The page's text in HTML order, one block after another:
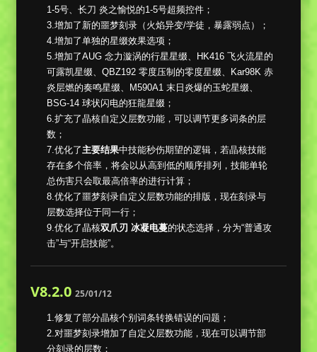
1-5号、长刀 炎之愉悦的1-5号超频控件；
3.增加了新的噩梦刻录（火焰异变/学徒，暴露弱点）；
4.增加了单独的星缀效果选项；
5.增加了AUG 念力漩涡的行星星缀、HK416 飞火流星的
可露凯星缀、QBZ192 零度压制的零度星缀、Kar98K 赤
炎层燃的奏鸣星缀、M590A1 末日炎爆的玉蛇星缀、
BSG-14 球状闪电的狂龍星缀；
6.扩充了晶核自定义层数功能，可以调节更多词条的层
数；
7.优化了主要结果中技能秒伤期望的逻辑，若晶核技能
存在多个倍率，将会以从高到低的顺序排列，技能单轮
总伤害只会取最高倍率的进行计算；
8.优化了噩梦刻录自定义层数功能的排版，现在刻录与
层数选择位于同一行；
9.优化了晶核双爪刃 冰凝电蔓的状态选择，分为“普通攻
击”与“开启技能”。
V8.2.0 25/01/12
1.修复了部分晶核个别词条转换错误的问题；
2.对噩梦刻录增加了自定义层数功能，现在可以调节部
分刻录的层数；